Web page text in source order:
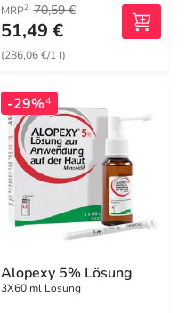
MRP2 70,59 €
51,49 €
(286,06 €/1 l)
-29%4
Alopexy 5% Lösung
3X60 ml Lösung